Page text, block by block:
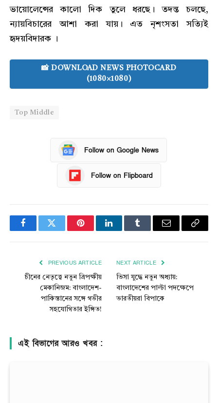
ভায়োলেন্সের কালো দিক তুলে ধরছে। তদন্ত চলছে,
ন্যায়বিচারের আশা করা যায়। এত নৃশংসতা সত্যিই
হৃদয়বিদারক ।
📸 DOWNLOAD NEWS PHOTOCARD
(1080×1080)
Top Middle
Follow on Google News
Follow on Flipboard
FacebookTwitter PinterestLinkedInTumblr Email
Copy
PREVIOUS ARTICLE
চীনের নেতৃত্বে নতুন ত্রিপক্ষীয়
মেকানিজম: বাংলাদেশ-
পাকিস্তানের সঙ্গে গভীর
সহযোগিতার ইঙ্গিত!
NEXT ARTICLE
ভিসা যুদ্ধে নতুন অধ্যায়:
বাংলাদেশের পাল্টা পদক্ষেপে
ভারতীয়রা বিপাকে
এই বিভাগের আরও খবর :